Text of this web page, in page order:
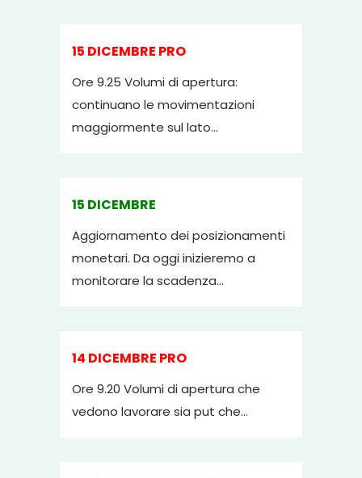
15 DICEMBRE PRO
Ore 9.25 Volumi di apertura:
continuano le movimentazioni
maggiormente sul lato...
15 DICEMBRE
Aggiornamento dei posizionamenti
monetari. Da oggi inizieremo a
monitorare la scadenza...
14 DICEMBRE PRO
Ore 9.20 Volumi di apertura che
vedono lavorare sia put che...